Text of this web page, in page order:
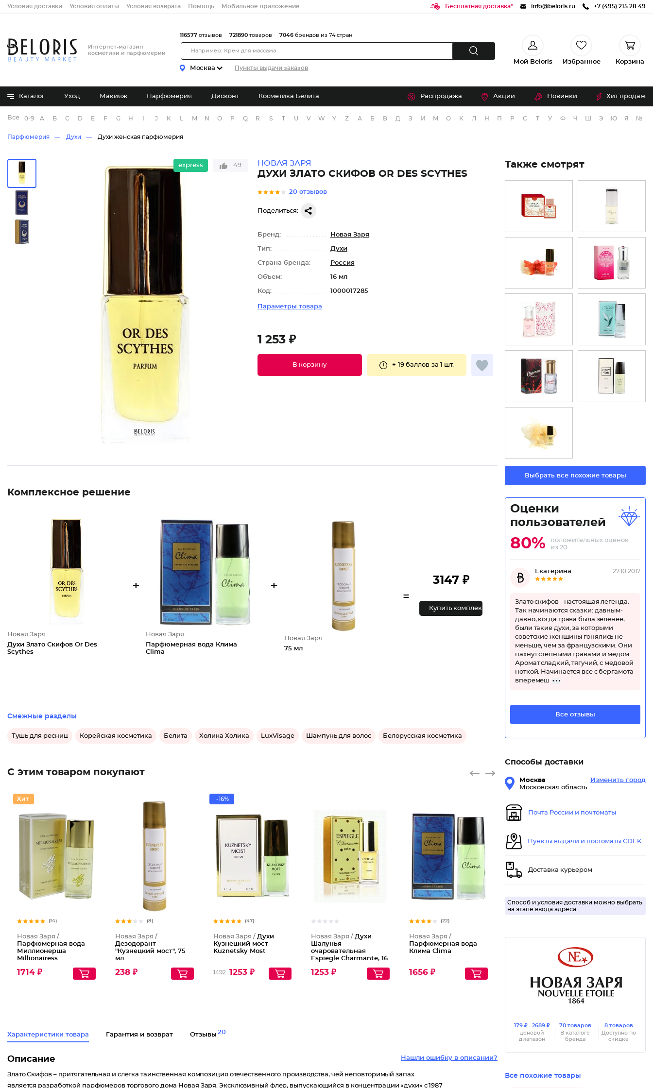
Условия доставки Условия оплаты Условия возврата Помощь Мобильное приложение Бесплатная доставка* info@beloris.ru +7 (495) 215 28 49
Интернет-магазин
косметики и парфюмерии
Москва Пункты выдачи заказов
116577 отзывов 721890 товаров 7046 брендов из 74 стран
Мой Beloris Избранное Корзина
Каталог Уход Макияж Парфюмерия Дисконт Косметика Белита Распродажа Акции Новинки Хит продаж
Все бренды
0-9 A B C D E F G H J K M N O P Q R S T U V W Y Z А Б В Д З И М О К Л Н П Р С Т У Ф Ч Э Ю Я №
Парфюмерия Духи Духи женская парфюмерия
express 49 НОВАЯ ЗАРЯ
ДУХИ ЗЛАТО СКИФОВ OR DES SCYTHES
20 отзывов
Поделиться:
Бренд: Новая Заря
Тип: Духи
Страна бренда: Россия
Объем: 16 мл
Код: 1000017285
Параметры товара
1 253 ₽
В корзину + 19 баллов за 1 шт.
Комплексное решение
Новая Заря
Духи Злато Скифов Or Des
Scythes
+
Новая Заря
Парфюмерная вода Клима
Clima
+
Новая Заря
75 мл
=
3147 ₽
Купить комплект
Смежные разделы
Тушь для ресниц Корейская косметика Белита Холика Холика LuxVisage Шампунь для волос Белорусская косметика
С этим товаром покупают
(14)
Новая Заря /
Парфюмерная вода
Миллионерша
Millionairess
1714 ₽
(8)
Новая Заря /
Дезодорант
"Кузнецкий мост", 75
мл
238 ₽
-16%
(47)
Новая Заря / Духи
Кузнецкий мост
Kuznetsky Most
1492 1253 ₽
Духи Ша
Новая Заря /Духи
Шалунья
очаровательная
Espiegle Charmante, 16
1253 ₽
(22)
Новая Заря /
Парфюмерная вода
Клима Clima
1656 ₽
Характеристики товара Гарантия и возврат Отзывы 20
Нашли ошибку в описании?
Описание
Злато Скифов – притягательная и слегка таинственная композиция отечественного производства, чей неповторимый запах
является разработкой парфюмеров торгового дома Новая Заря. Эксклюзивный флер, выпускающийся в концентрации «духи» с 1987
Также смотрят
Выбрать все похожие товары
Оценки
пользователей
80%
положительных оценок
из 20
Екатерина 27.10.2017
Злато скифов - настоящая легенда.
Так начинаются сказки: давным-
давно, когда трава была зеленее,
были такие духи, за которыми
советские женщины гонялись не
меньше, чем за французскими. Они
пахнут степными травами и медом.
Аромат сладкий, тягучий, с медовой
ноткой. Начинается все с бергамота
вперемеш
Все отзывы
Способы доставки
Москва
Московская область
Изменить город
Почта России и почтоматы
Пункты выдачи и постоматы CDEK
Доставка курьером
Способ и условия доставки можно выбрать
на этапе ввода адреса
179 ₽ - 2689 ₽
ценовой
диапазон
70 товаров
В каталоге
бренда
8 товаров
Доступно по
скидке
Все похожие товары